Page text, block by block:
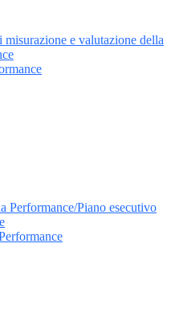
misurazione e valutazione della
Performance/Piano esecutivo